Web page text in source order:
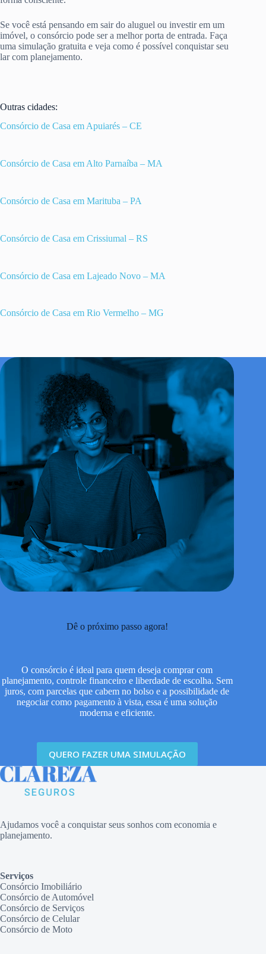
Se você está pensando em sair do aluguel ou investir em um
imóvel, o consórcio pode ser a melhor porta de entrada. Faça
uma simulação gratuita e veja como é possível conquistar seu
lar com planejamento.
Outras cidades:
Consórcio de Casa em Apuiarés – CE
Consórcio de Casa em Alto Parnaíba – MA
Consórcio de Casa em Marituba – PA
Consórcio de Casa em Crissiumal – RS
Consórcio de Casa em Lajeado Novo – MA
Consórcio de Casa em Rio Vermelho – MG
Dê o próximo passo agora!
O consórcio é ideal para quem deseja comprar com
planejamento, controle financeiro e liberdade de escolha. Sem
juros, com parcelas que cabem no bolso e a possibilidade de
negociar como pagamento à vista, essa é uma solução
moderna e eficiente.
QUERO FAZER UMA SIMULAÇÃO
Ajudamos você a conquistar seus sonhos com economia e
planejamento.
Serviços
Consórcio Imobiliário
Consórcio de Automóvel
Consórcio de Serviços
Consórcio de Celular
Consórcio de Moto